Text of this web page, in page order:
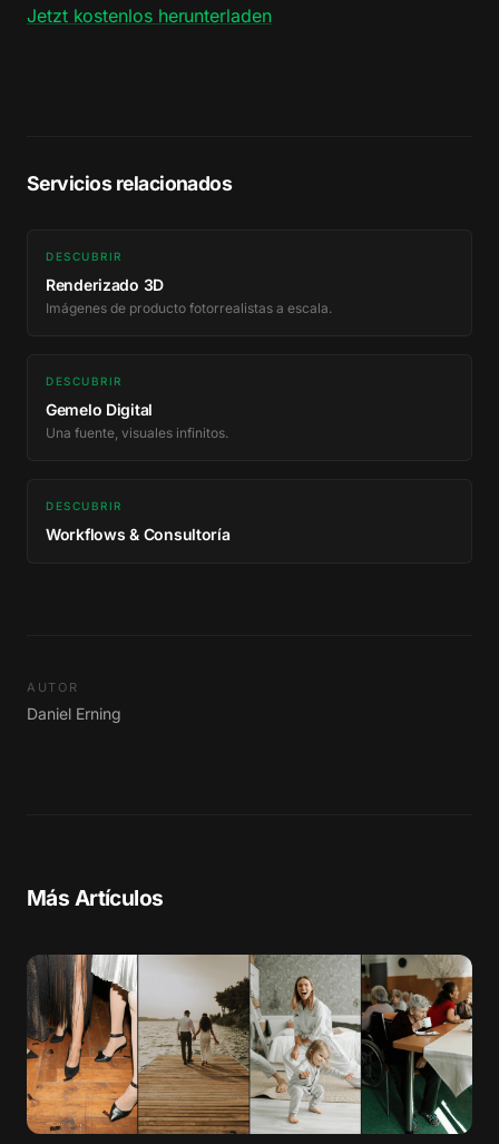
Jetzt kostenlos herunterladen
Servicios relacionados
DESCUBRIR
Renderizado 3D
Imágenes de producto fotorrealistas a escala.
DESCUBRIR
Gemelo Digital
Una fuente, visuales infinitos.
DESCUBRIR
Workflows & Consultoría
AUTOR
Daniel Erning
Más Artículos